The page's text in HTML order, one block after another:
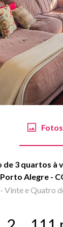
Fotos
3 quartos à
Alegre -
- Vinte e Quatro